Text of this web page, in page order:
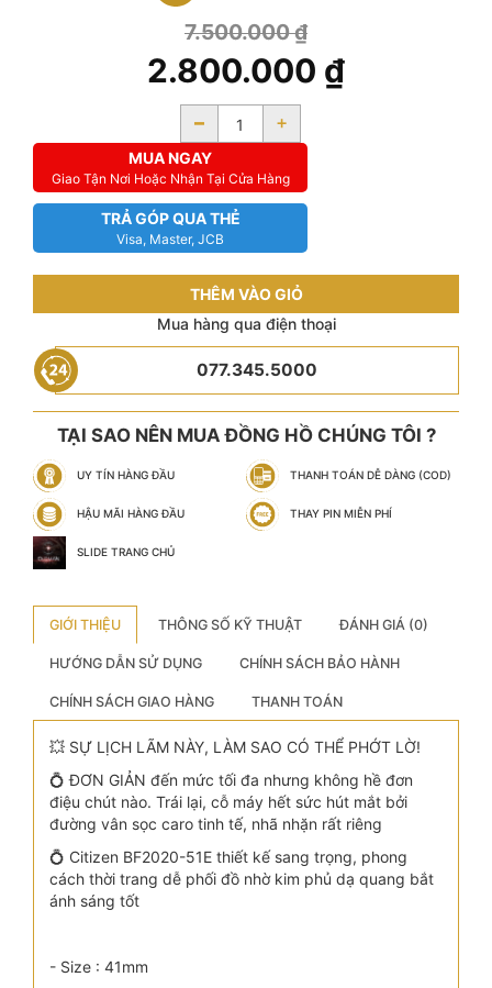
7.500.000₫
2.800.000 ₫
- +
MUA NGAY
Giao Tận Nơi Hoặc Nhận Tại Cửa Hàng
TRẢ GÓP QUA THẺ
Visa, Master, JCB
THÊM VÀO GIỎ
Mua hàng qua điện thoại
077.345.5000
TẠI SAO NÊN MUA ĐỒNG HỒ CHÚNG TÔI ?
UY TÍN HÀNG ĐẦU THANH TOÁN DỄ DÀNG (COD)
HẬU MÃI HÀNG ĐẦU THAY PIN MIỄN PHÍ
SLIDE TRANG CHỦ
GIỚI THIỆU THÔNG SỐ KỸ THUẬT ĐÁNH GIÁ (0)
HƯỚNG DẪN SỬ DỤNG CHÍNH SÁCH BẢO HÀNH
CHÍNH SÁCH GIAO HÀNG THANH TOÁN
💥 SỰ LỊCH LÃM NÀY, LÀM SAO CÓ THỂ PHỚT LỜ!
💍 ĐƠN GIẢN đến mức tối đa nhưng không hề đơn
điệu chút nào. Trái lại, cỗ máy hết sức hút mắt bởi
đường vân sọc caro tinh tế, nhã nhặn rất riêng
💍 Citizen BF2020-51E thiết kế sang trọng, phong
cách thời trang dễ phối đồ nhờ kim phủ dạ quang bắt
ánh sáng tốt
- Size : 41mm